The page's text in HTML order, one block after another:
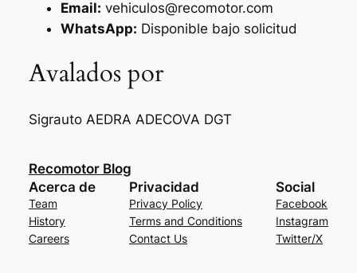
Email: vehiculos@recomotor.com
WhatsApp: Disponible bajo solicitud
Avalados por
Sigrauto AEDRA ADECOVA DGT
Recomotor Blog
Acerca de
Team
History
Careers
Privacidad
Privacy Policy
Terms and Conditions
Contact Us
Social
Facebook
Instagram
Twitter/X